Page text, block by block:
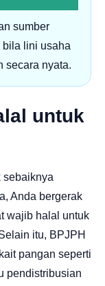
sumber
bila lini usaha
secara nyata.
untuk
sebaiknya
Anda bergerak
wajib halal untuk
itu, BPJPH
pangan seperti
pendistribusian